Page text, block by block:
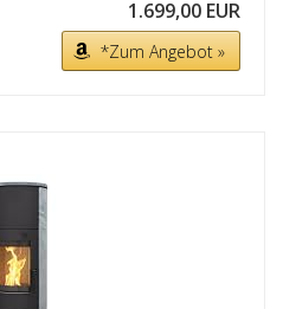
1.699,00 EUR
*Zum Angebot »